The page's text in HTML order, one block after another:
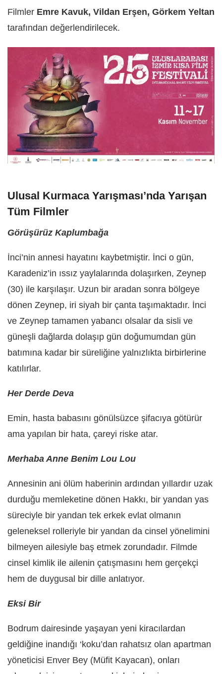
Filmler Emre Kavuk, Vildan Erşen, Görkem Yeltan
tarafından değerlendirilecek.
Ulusal Kurmaca Yarışması’nda Yarışan
Tüm Filmler
Görüşürüz Kaplumbağa
İnci’nin annesi hayatını kaybetmiştir. İnci o gün,
Karadeniz’in ıssız yaylalarında dolaşırken, Zeynep
(30) ile karşılaşır. Uzun bir aradan sonra bölgeye
dönen Zeynep, iri siyah bir çanta taşımaktadır. İnci
ve Zeynep tamamen yabancı olsalar da sisli ve
güneşli dağlarda dolaşıp gün doğumumdan gün
batımına kadar bir süreliğine yalnızlıkta birbirlerine
katılırlar.
Her Derde Deva
Emin, hasta babasını gönülsüzce şifacıya götürür
ama yapılan bir hata, çareyi riske atar.
Merhaba Anne Benim Lou Lou
Annesinin ani ölüm haberinin ardından yıllardır uzak
durduğu memleketine dönen Hakkı, bir yandan yas
süreciyle bir yandan tek erkek evlat olmanın
geleneksel rolleriyle bir yandan da cinsel yönelimini
bilmeyen ailesiyle baş etmek zorundadır. Filmde
cinsel kimlik ile ailenin çatışmasını hem gerçekçi
hem de duygusal bir dille anlatıyor.
Eksi Bir
Bodrum dairesinde yaşayan yeni kiracılardan
geldiğine inandığı ‘koku’dan rahatsız olan apartman
yöneticisi Enver Bey (Müfit Kayacan), onları